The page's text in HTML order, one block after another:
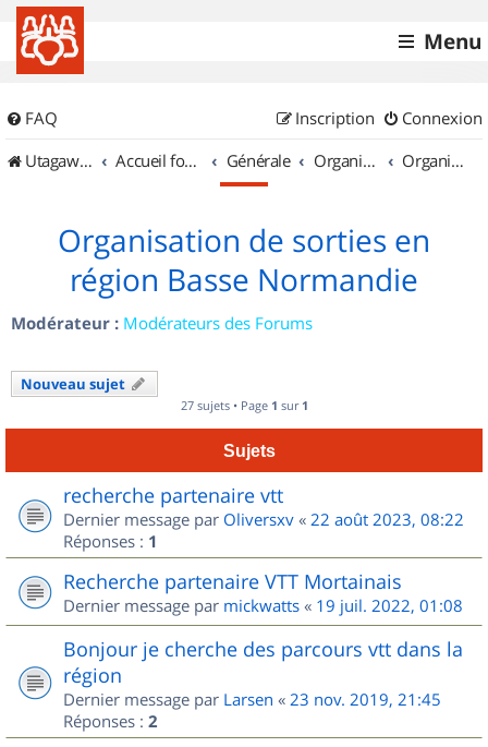
Menu
FAQ Connexion
Inscription
UtagawaVTT (Randos VTT et VTTAE avec traces GPS)
Accueil forum Générale Organisation de sorties & Recherche de partenaires Organisation de sorties en région Basse Normandie
Organisation de sorties en
région Basse Normandie
Modérateur : Modérateurs des Forums
Nouveau sujet
27 sujets • Page 1 sur 1
Sujets
recherche partenaire vtt
Dernier message par Oliversxv « 22 août 2023, 08:22
Réponses : 1
Recherche partenaire VTT Mortainais
Dernier message par mickwatts « 19 juil. 2022, 01:08
Bonjour je cherche des parcours vtt dans la
région
Dernier message par Larsen « 23 nov. 2019, 21:45
Réponses : 2